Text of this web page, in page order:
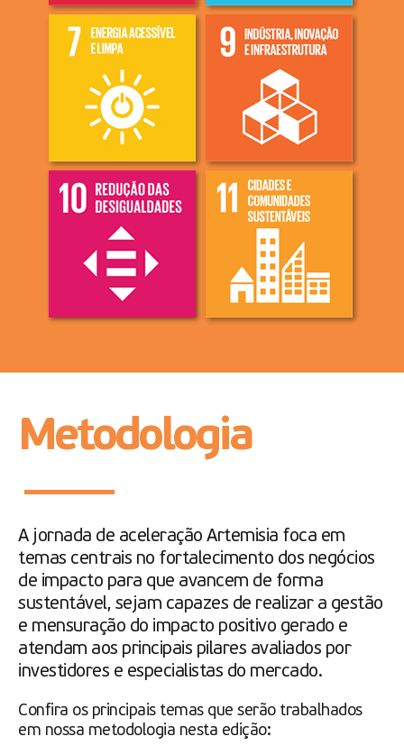
Metodologia
A jornada de aceleração Artemisia foca em
temas centrais no fortalecimento dos negócios
de impacto para que avancem de forma
sustentável, sejam capazes de realizar a gestão
e mensuração do impacto positivo gerado e
atendam aos principais pilares avaliados por
investidores e especialistas do mercado.
Confira os principais temas que serão trabalhados
em nossa metodologia nesta edição: